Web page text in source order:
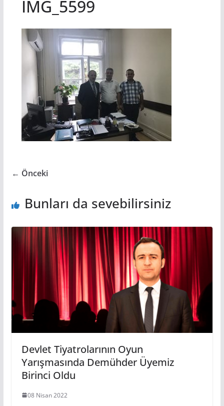
IMG_5599
← Önceki
Bunları da sevebilirsiniz
Devlet Tiyatrolarının Oyun
Yarışmasında Demühder Üyemiz
Birinci Oldu
08 Nisan 2022